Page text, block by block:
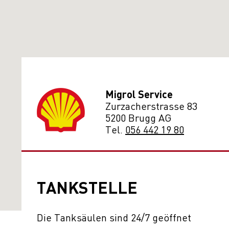
Migrol Service
Zurzacherstrasse 83
5200 Brugg AG
Tel. 056 442 19 80
TANKSTELLE
Die Tanksäulen sind 24/7 geöffnet